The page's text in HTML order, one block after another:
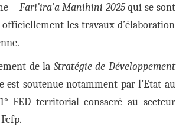
– Fāri’ira’a Manihini 2025qui se sont
les travaux d’élaboration
de la Stratégie de Développement
est soutenue notamment par l’Etat au
FED territorial consacré au secteur